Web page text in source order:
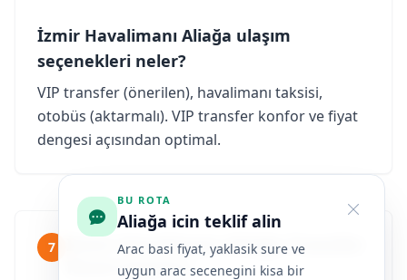
İzmir Havalimanı Aliağa ulaşım
seçenekleri neler?
VIP transfer (önerilen), havalimanı taksisi,
otobüs (aktarmalı). VIP transfer konfor ve fiyat
dengesi açısından optimal.
7
İzmir Havalimanı Aliağa Transfer
Rezervasyonu
BU ROTA
Aliağa icin teklif alin
Arac basi fiyat, yaklasik sure ve
uygun arac secenegini kisa bir